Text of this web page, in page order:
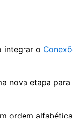
integrar o
nova etapa
ordem